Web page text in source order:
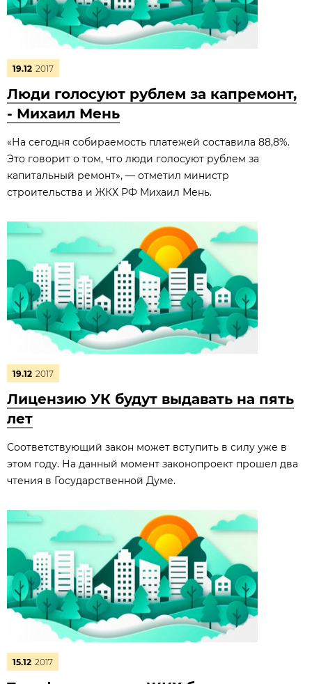
19.12 2017
Люди голосуют рублем за капремонт,
- Михаил Мень
«На сегодня собираемость платежей составила 88,8%.
Это говорит о том, что люди голосуют рублем за
капитальный ремонт», — отметил министр
строительства и ЖКХ РФ Михаил Мень.
19.12 2017
Лицензию УК будут выдавать на пять
лет
Соответствующий закон может вступить в силу уже в
этом году. На данный момент законопроект прошел два
чтения в Государственной Думе.
15.12 2017